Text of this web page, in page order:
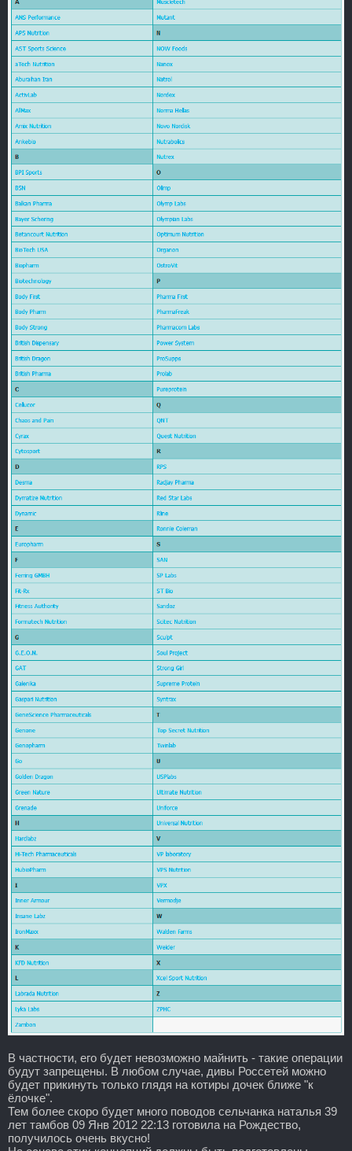
В частности, его будет невозможно майнить - такие операции
будут запрещены. В любом случае, дивы Россетей можно
будет прикинуть только глядя на котиры дочек ближе "к
ёлочке".
Тем более скоро будет много поводов сельчанка наталья 39
лет тамбов 09 Янв 2012 22:13 готовила на Рождество,
получилось очень вкусно!